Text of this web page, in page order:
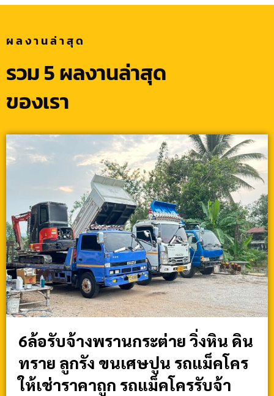
ผลงานล่าสุด
รวม 5 ผลงานล่าสุด
ของเรา
6ล้อรับจ้างพรานกระต่าย วิ่งหิน ดิน
ทราย ลูกรัง ขนเศษปูน รถแม็คโคร
ให้เช่าราคาถูก รถแม็คโครรับจ้า